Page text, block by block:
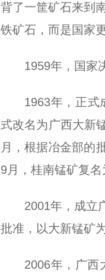
背了一筐矿石来到
铁矿石，而是国家
1959年，国家
1963年，正式
式改名为广西大新
月，根据冶金部的
9月，桂南锰矿复名
2001年，成立
批准，以大新锰矿
2006年，广西